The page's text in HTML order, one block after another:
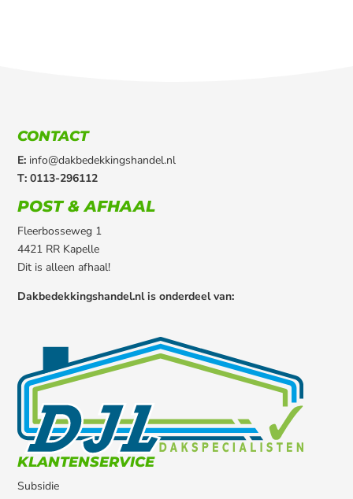
CONTACT
E: info@dakbedekkingshandel.nl
T: 0113-296112
POST & AFHAAL
Fleerbosseweg 1
4421 RR Kapelle
Dit is alleen afhaal!
Dakbedekkingshandel.nl is onderdeel van:
KLANTENSERVICE
Subsidie